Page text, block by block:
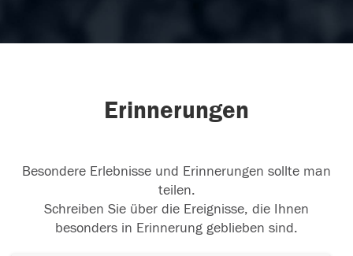
Erinnerungen
Besondere Erlebnisse und Erinnerungen sollte man
teilen.
Schreiben Sie über die Ereignisse, die Ihnen
besonders in Erinnerung geblieben sind.